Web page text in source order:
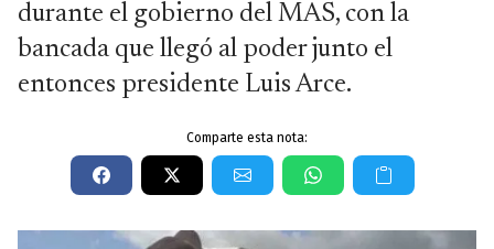
durante el gobierno del MAS, con la
bancada que llegó al poder junto el
entonces presidente Luis Arce.
Comparte esta nota: